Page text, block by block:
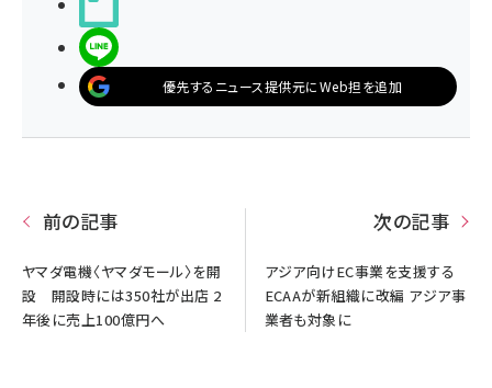
優先するニュース提供元にWeb担を追加
前の記事
ヤマダ電機〈ヤマダモール〉を開
設 開設時には350社が出店 2
年後に売上100億円へ
次の記事
アジア向けEC事業を支援する
ECAAが新組織に改編 アジア事
業者も対象に